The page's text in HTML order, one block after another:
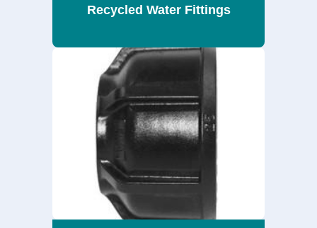
Recycled Water Fittings